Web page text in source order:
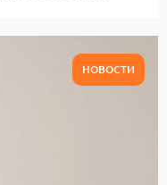
НОВОСТИ